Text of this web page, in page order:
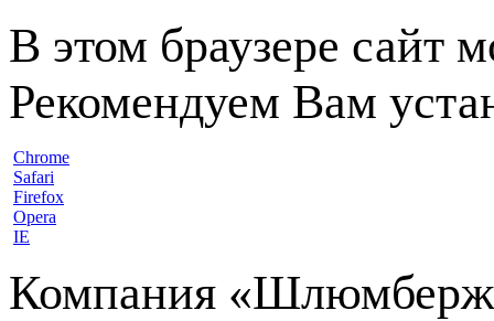
В этом браузере сайт
Рекомендуем Вам
Chrome
Safari
Firefox
Opera
IE
Компания